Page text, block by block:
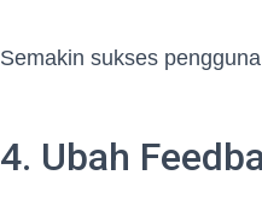
Semakin sukses
4. Ubah